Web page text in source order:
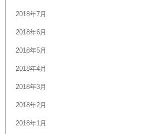
2018年7月
2018年6月
2018年5月
2018年4月
2018年3月
2018年2月
2018年1月